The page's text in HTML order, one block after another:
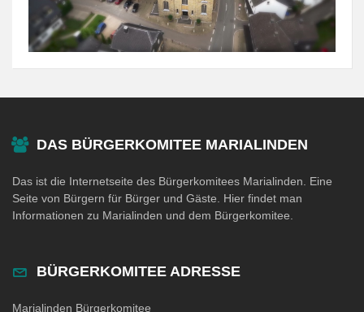
DAS BÜRGERKOMITEE MARIALINDEN
Das ist die Internetseite des Bürgerkomitees Marialinden. Eine
Seite von Bürgern für Bürger und Gäste. Hier findet man
Informationen zu Marialinden und dem Bürgerkomitee.
BÜRGERKOMITEE ADRESSE
Marialinden Bürgerkomitee